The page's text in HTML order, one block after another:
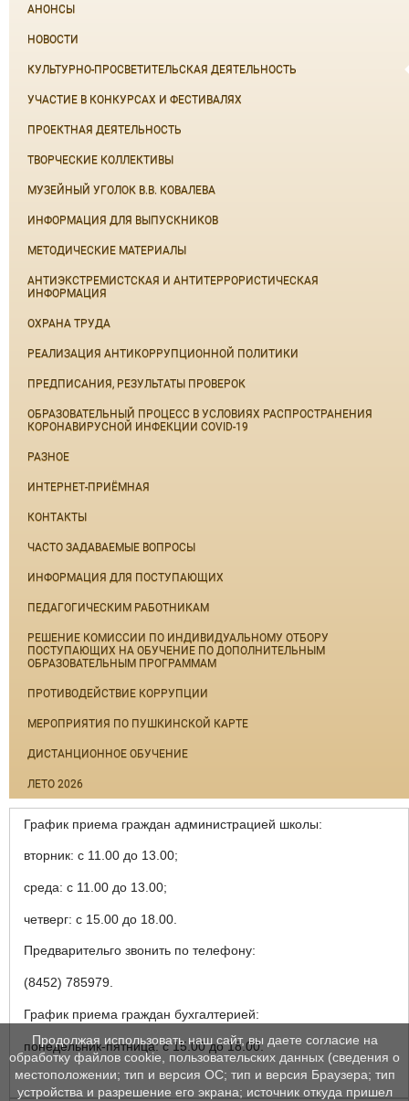
АНОНСЫ
НОВОСТИ
КУЛЬТУРНО-ПРОСВЕТИТЕЛЬСКАЯ ДЕЯТЕЛЬНОСТЬ
УЧАСТИЕ В КОНКУРСАХ И ФЕСТИВАЛЯХ
ПРОЕКТНАЯ ДЕЯТЕЛЬНОСТЬ
ТВОРЧЕСКИЕ КОЛЛЕКТИВЫ
МУЗЕЙНЫЙ УГОЛОК В.В. КОВАЛЕВА
ИНФОРМАЦИЯ ДЛЯ ВЫПУСКНИКОВ
МЕТОДИЧЕСКИЕ МАТЕРИАЛЫ
АНТИЭКСТРЕМИСТСКАЯ И АНТИТЕРРОРИСТИЧЕСКАЯ
ИНФОРМАЦИЯ
ОХРАНА ТРУДА
РЕАЛИЗАЦИЯ АНТИКОРРУПЦИОННОЙ ПОЛИТИКИ
ПРЕДПИСАНИЯ, РЕЗУЛЬТАТЫ ПРОВЕРОК
ОБРАЗОВАТЕЛЬНЫЙ ПРОЦЕСС В УСЛОВИЯХ РАСПРОСТРАНЕНИЯ
КОРОНАВИРУСНОЙ ИНФЕКЦИИ COVID-19
РАЗНОЕ
ИНТЕРНЕТ-ПРИЁМНАЯ
КОНТАКТЫ
ЧАСТО ЗАДАВАЕМЫЕ ВОПРОСЫ
ИНФОРМАЦИЯ ДЛЯ ПОСТУПАЮЩИХ
ПЕДАГОГИЧЕСКИМ РАБОТНИКАМ
РЕШЕНИЕ КОМИССИИ ПО ИНДИВИДУАЛЬНОМУ ОТБОРУ
ПОСТУПАЮЩИХ НА ОБУЧЕНИЕ ПО ДОПОЛНИТЕЛЬНЫМ
ОБРАЗОВАТЕЛЬНЫМ ПРОГРАММАМ
ПРОТИВОДЕЙСТВИЕ КОРРУПЦИИ
МЕРОПРИЯТИЯ ПО ПУШКИНСКОЙ КАРТЕ
ДИСТАНЦИОННОЕ ОБУЧЕНИЕ
ЛЕТО 2026
График приема граждан администрацией школы:
вторник: с 11.00 до 13.00;
среда: с 11.00 до 13.00;
четверг: с 15.00 до 18.00.
Предварительго звонить по телефону:
(8452) 785979.
График приема граждан бухгалтерией:
понедельник-пятница: с 15.00 до 18.00.
Продолжая использовать наш сайт, вы даете согласие на
обработку файлов cookie, пользовательских данных (сведения о
местоположении; тип и версия ОС; тип и версия Браузера; тип
устройства и разрешение его экрана; источник откуда пришел